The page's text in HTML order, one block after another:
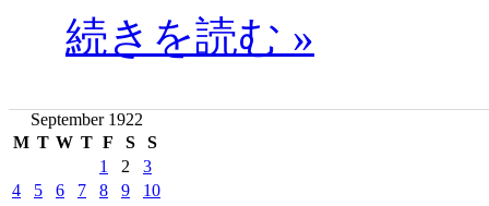
続きを読む »
September 1922
M T W T F S S
1 2
3
4
5 6 7 8 9
10